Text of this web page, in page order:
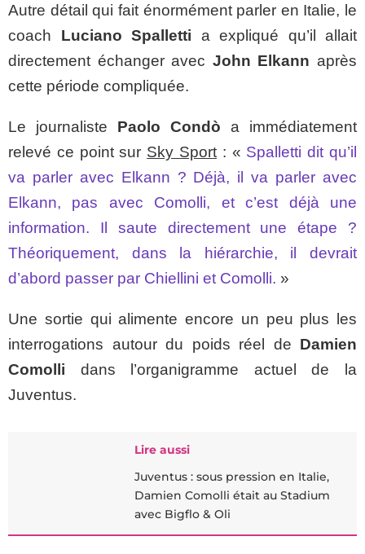
Autre détail qui fait énormément parler en Italie, le
coach Luciano Spalletti a expliqué qu’il allait
directement échanger avec John Elkann après
cette période compliquée.
Le journaliste Paolo Condò a immédiatement
relevé ce point sur Sky Sport : « Spalletti dit qu’il
va parler avec Elkann ? Déjà, il va parler avec
Elkann, pas avec Comolli, et c’est déjà une
information. Il saute directement une étape ?
Théoriquement, dans la hiérarchie, il devrait
d’abord passer par Chiellini et Comolli. »
Une sortie qui alimente encore un peu plus les
interrogations autour du poids réel de Damien
Comolli dans l’organigramme actuel de la
Juventus.
Lire aussi
Juventus : sous pression en Italie,
Damien Comolli était au Stadium
avec Bigflo & Oli